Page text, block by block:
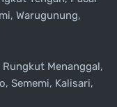
Warugunung,
Menanggal,
Sememi, Kalisari,